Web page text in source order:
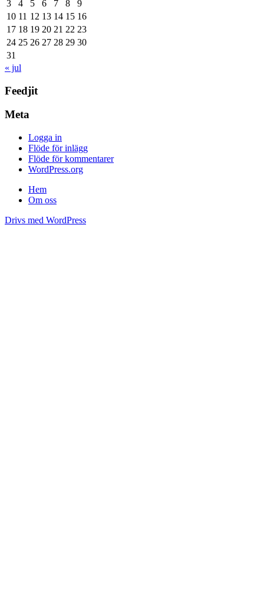
3 4 5 6 7 8
9
10 11 12 13 14 15 16
17 18 19 20 21 22 23
24 25 26 27 28 29 30
31
« jul
Feedjit
Meta
Logga in
Flöde för inlägg
Flöde för kommentarer
WordPress.org
Hem
Om oss
Drivs med WordPress